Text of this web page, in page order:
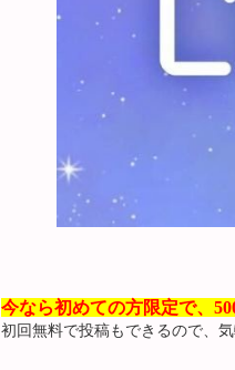
今なら初めての方限定で、
初回無料で投稿もできるので、